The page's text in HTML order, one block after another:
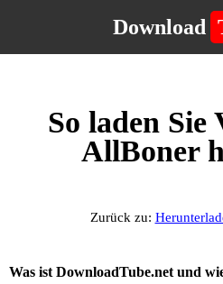
Download
So laden Sie
AllBoner
Zurück zu:
Was ist DownloadTube.net und